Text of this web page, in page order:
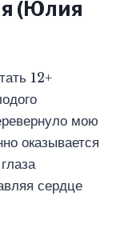
(Юлия
12+
мою
оказывается
сердце